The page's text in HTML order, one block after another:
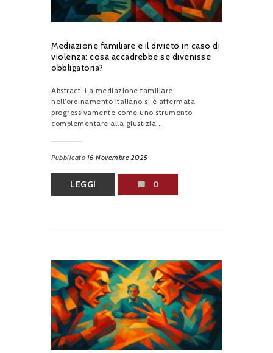
Mediazione familiare e il divieto in caso di
violenza: cosa accadrebbe se divenisse
obbligatoria?
Abstract. La mediazione familiare
nell’ordinamento italiano si è affermata
progressivamente come uno strumento
complementare alla giustizia...
Pubblicato 16 Novembre 2025
LEGGI 0